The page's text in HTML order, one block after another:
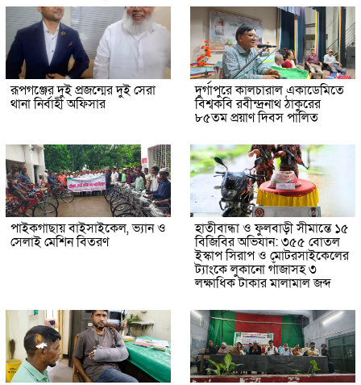
রূপগঞ্জের দুই প্রজন্মের দুই সেরা
থানা নির্বাহী অফিসার
দুর্গাপুরে কালচারাল একাডেমিতে
বিশ্বকবি রবীন্দ্রনাথ ঠাকুরের
৮৫তম প্রয়াণ দিবস পালিত
পাইকগাছায় বাইসাইকেল, ভ্যান ও
সেলাই মেশিন বিতরণ
হাতীবান্ধা ও ফুলবাড়ী সীমান্তে ১৫
বিজিবির অভিযান: ৩৫৫ বোতল
ইস্কাপ সিরাপ ও মোটরসাইকেলের
ট্যাংকে লুকানো গাঁজাসহ ৩
লক্ষাধিক টাকার মালামাল জব্দ